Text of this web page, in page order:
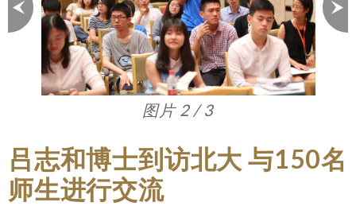
图片 3 / 3
吕志和博士到访北大 与150名
师生进行交流